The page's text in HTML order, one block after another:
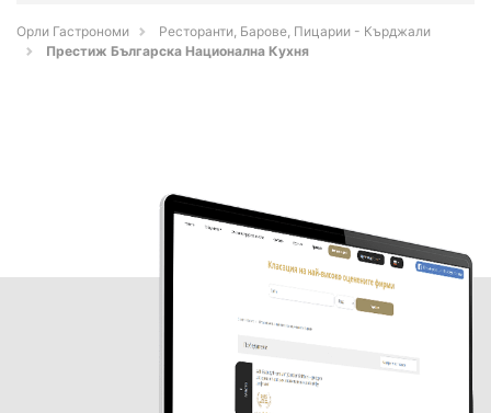
Орли Гастрономи
Ресторанти, Барове, Пицарии - Кърджали
Престиж Българска Национална Кухня